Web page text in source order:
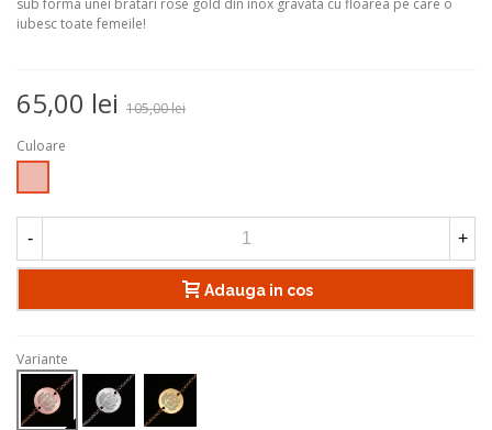
sub forma unei bratari rose gold din inox gravata cu floarea pe care o
iubesc toate femeile!
65,00 lei 105,00 lei
Culoare
Gold
- +
Adauga in cos
Variante